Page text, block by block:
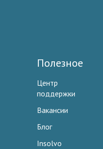
Полезное
Центр
поддержки
Вакансии
Блог
Insolvo